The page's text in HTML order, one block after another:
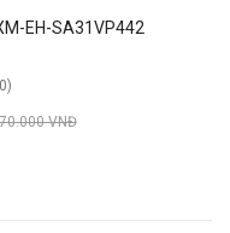
EH-SA31VP442
VNĐ